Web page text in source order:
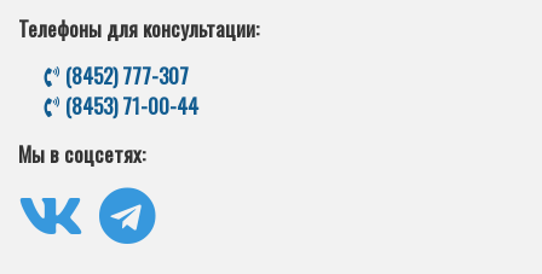
Телефоны для консультации:
(8452) 777-307
(8453) 71-00-44
Мы в соцсетях: